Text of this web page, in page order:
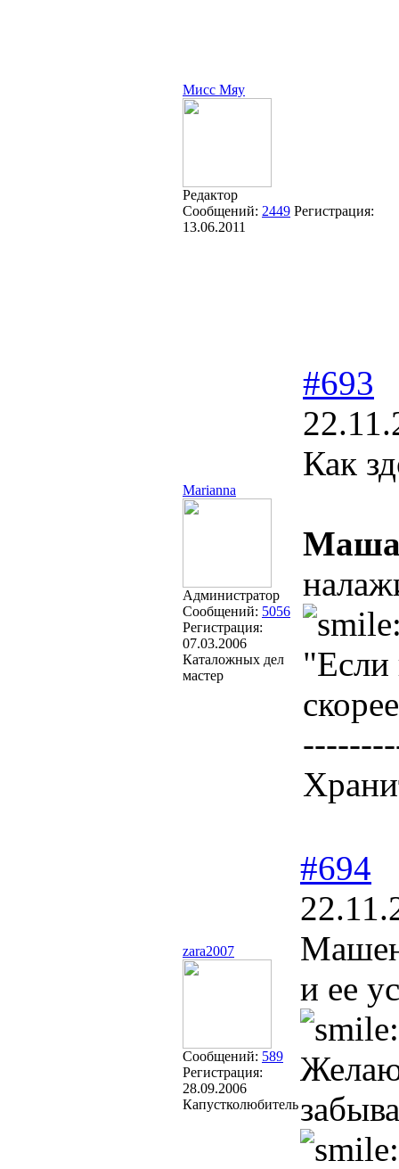
Мисс Мяу
Редактор
Сообщений: 2449 Регистрация:
13.06.2011
Marianna
Администратор
Сообщений: 5056
Регистрация:
07.03.2006
Каталожных дел
мастер
#693
Как
"Если
zara2007
Сообщений: 589
Регистрация:
28.09.2006
Капустколюбитель
#694
и ее